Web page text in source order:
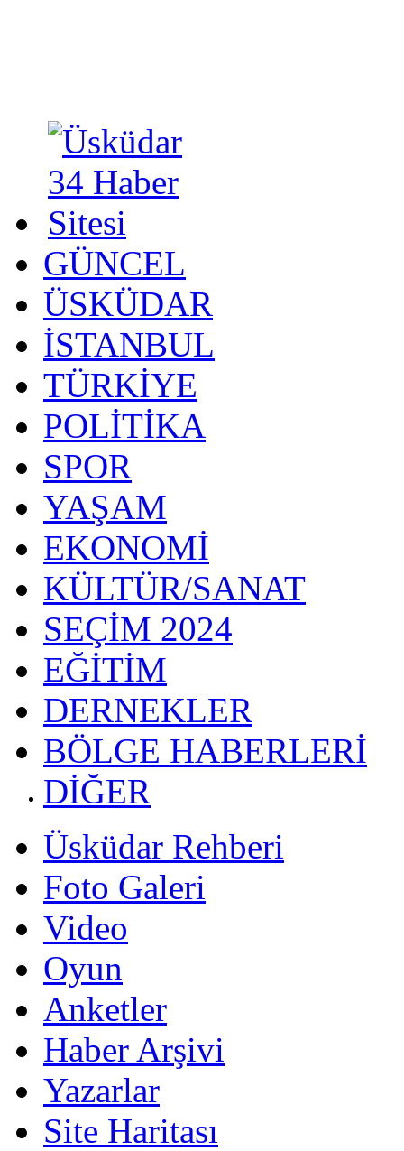
GÜNCEL
ÜSKÜDAR
İSTANBUL
TÜRKİYE
POLİTİKA
SPOR
YAŞAM
EKONOMİ
KÜLTÜR/SANAT
SEÇİM 2024
EĞİTİM
DERNEKLER
BÖLGE HABERLERİ
DİĞER
Üsküdar Rehberi
Foto Galeri
Video
Oyun
Anketler
Haber Arşivi
Yazarlar
Site Haritası